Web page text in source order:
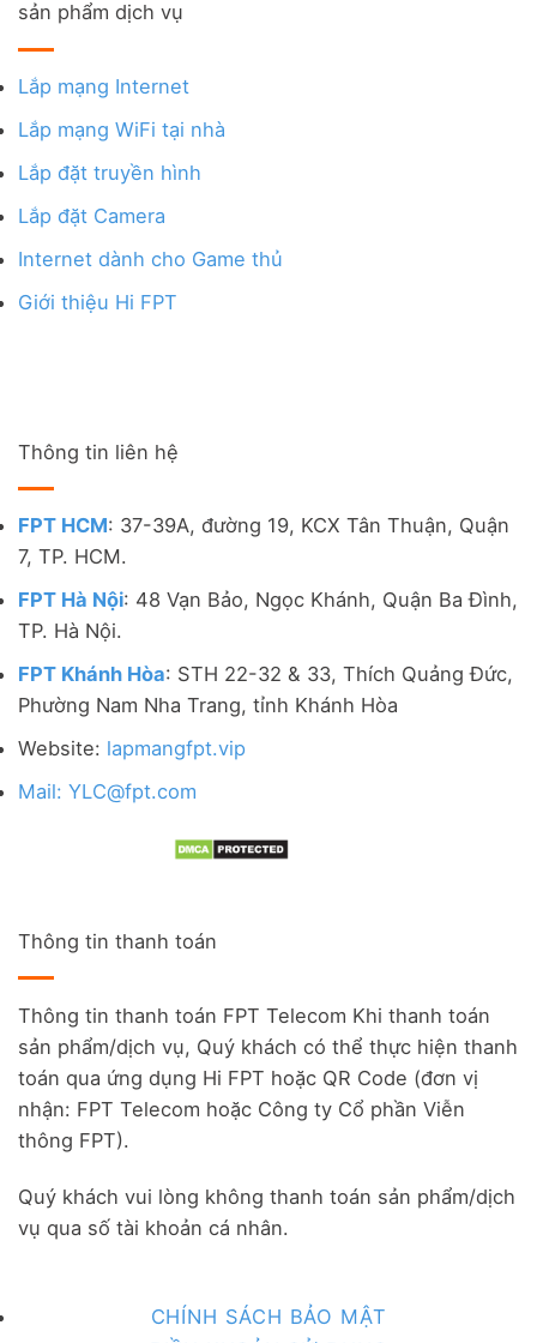
sản phẩm dịch vụ
Lắp mạng Internet
Lắp mạng WiFi tại nhà
Lắp đặt truyền hình
Lắp đặt Camera
Internet dành cho Game thủ
Giới thiệu Hi FPT
Thông tin liên hệ
FPT HCM: 37-39A, đường 19, KCX Tân Thuận, Quận
7, TP. HCM.
FPT Hà Nội: 48 Vạn Bảo, Ngọc Khánh, Quận Ba Đình,
TP. Hà Nội.
FPT Khánh Hòa: STH 22-32 & 33, Thích Quảng Đức,
Phường Nam Nha Trang, tỉnh Khánh Hòa
Website: lapmangfpt.vip
Mail: YLC@fpt.com
Thông tin thanh toán
Thông tin thanh toán FPT Telecom Khi thanh toán
sản phẩm/dịch vụ, Quý khách có thể thực hiện thanh
toán qua ứng dụng Hi FPT hoặc QR Code (đơn vị
nhận: FPT Telecom hoặc Công ty Cổ phần Viễn
thông FPT).
Quý khách vui lòng không thanh toán sản phẩm/dịch
vụ qua số tài khoản cá nhân.
CHÍNH SÁCH BẢO MẬT